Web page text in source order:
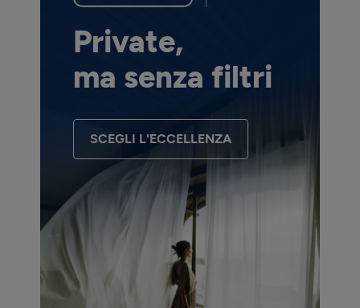
Private,
ma senza filtri
SCEGLI L'ECCELLENZA